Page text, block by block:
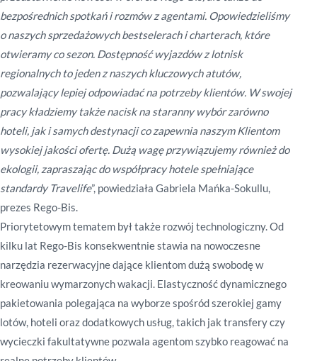
bezpośrednich spotkań i rozmów z agentami. Opowiedzieliśmy
o naszych sprzedażowych bestselerach i charterach, które
otwieramy co sezon. Dostępność wyjazdów z lotnisk
regionalnych to jeden z naszych kluczowych atutów,
pozwalający lepiej odpowiadać na potrzeby klientów. W swojej
pracy kładziemy także nacisk na staranny wybór zarówno
hoteli, jak i samych destynacji co zapewnia naszym Klientom
wysokiej jakości ofertę. Dużą wagę przywiązujemy również do
ekologii, zapraszając do współpracy hotele spełniające
standardy Travelife”, powiedziała Gabriela Mańka-Sokullu,
prezes Rego-Bis.
Priorytetowym tematem był także rozwój technologiczny. Od
kilku lat Rego-Bis konsekwentnie stawia na nowoczesne
narzędzia rezerwacyjne dające klientom dużą swobodę w
kreowaniu wymarzonych wakacji. Elastyczność dynamicznego
pakietowania polegająca na wyborze spośród szerokiej gamy
lotów, hoteli oraz dodatkowych usług, takich jak transfery czy
wycieczki fakultatywne pozwala agentom szybko reagować na